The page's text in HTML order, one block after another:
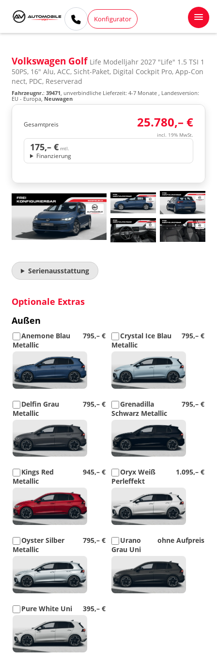
Konfigurator
Volkswagen Golf Life Modelljahr 2027 "Life" 1.5 TSI 1
50PS, 16" Alu, ACC, Sicht-Paket, Digital Cockpit Pro, App-Con
nect, PDC, Reserverad
Fahrzeugnr.: 39471, unverbindliche Lieferzeit: 4-7 Monate , Landesversion:
EU - Europa, Neuwagen
Gesamtpreis 25.780,– €
incl. 19% MwSt.
175,– € mtl.
Finanzierung
Serienausstattung
Optionale Extras
Außen
795,– €
Anemone Blau
Metallic
795,– €
Crystal Ice Blau
Metallic
795,– €
Delfin Grau
Metallic
795,– €
Grenadilla
Schwarz Metallic
945,– €
Kings Red
Metallic
1.095,– €
Oryx Weiß
Perleffekt
795,– €
Oyster Silber
Metallic
ohne Aufpreis
Urano
Grau Uni
395,– €
Pure White Uni